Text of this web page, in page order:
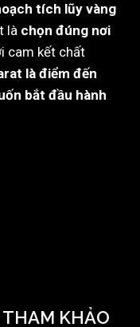
tích lũy vàng
là chọn đúng nơi
cam kết chất
là điểm đến
bắt đầu hành
THAM KHẢO